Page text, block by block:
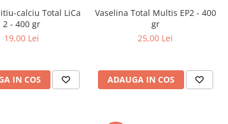
calciu Total LiCa
2 - 400 gr
19,00 Lei
IN COS
Vaselina Total Multis EP2 - 400
gr
25,00 Lei
ADAUGA IN COS